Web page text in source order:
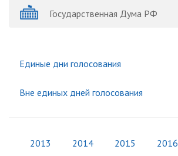
Государственная Дума РФ
Единые дни голосования
Вне единых дней голосования
2013 2014 2015 2016